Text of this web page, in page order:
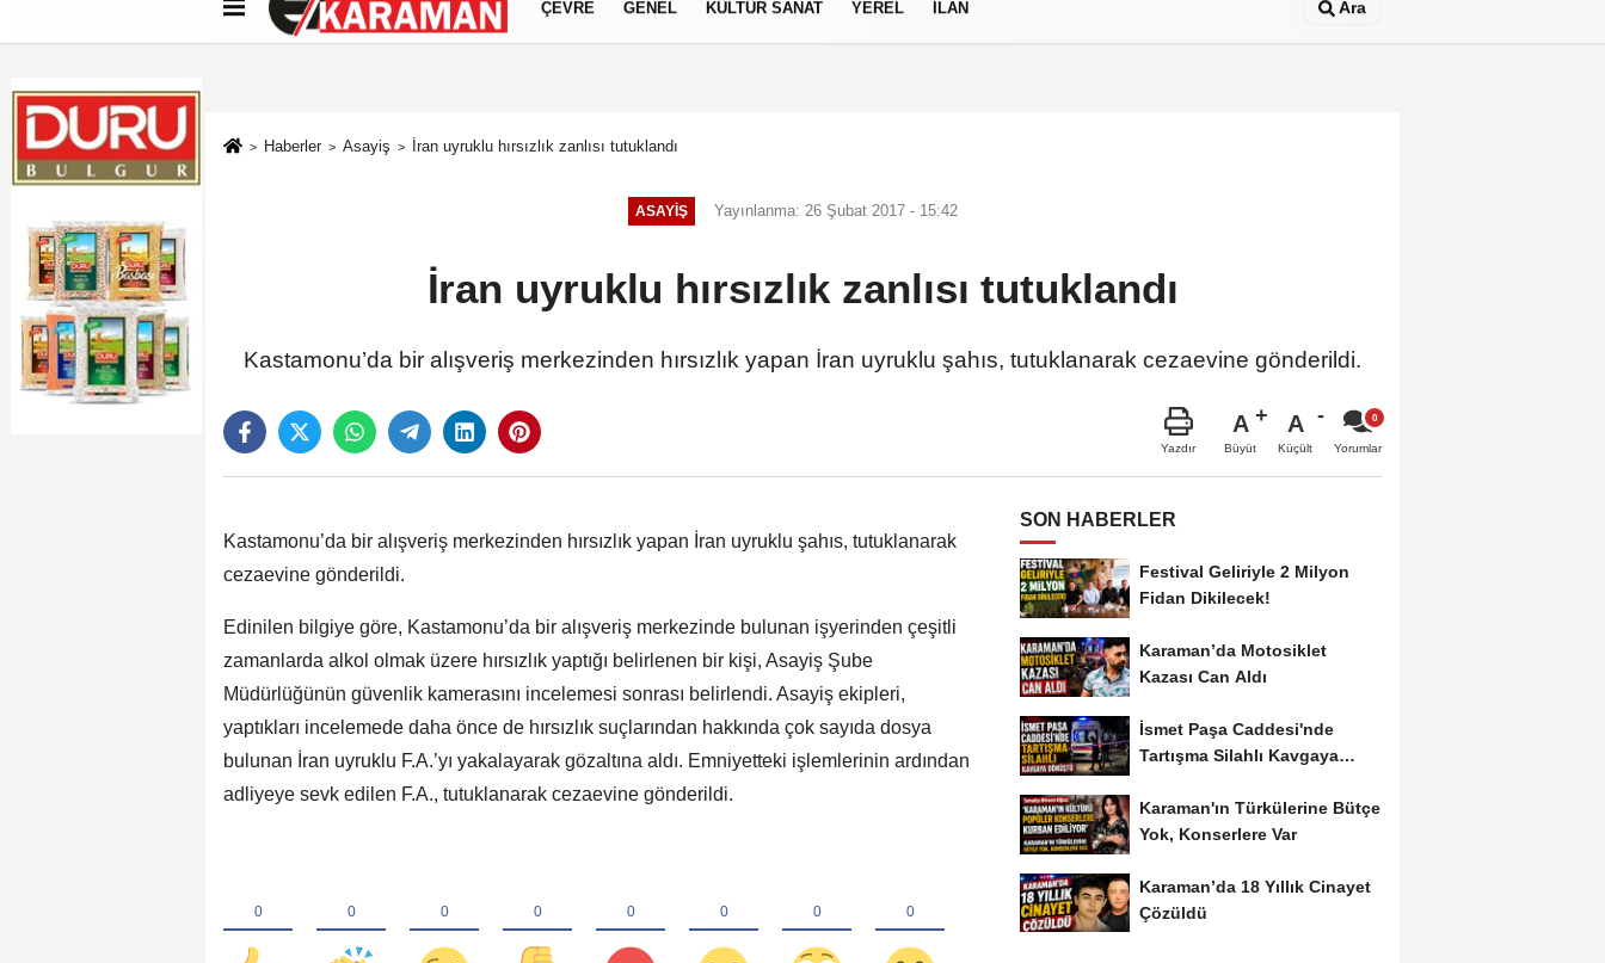
Künye İletişim Çerez Politikası Gizlilik İlkeleri
ÇEVRE GENEL KÜLTÜR SANAT YEREL İLAN Ara
Haberler Asayiş İran uyruklu hırsızlık zanlısı tutuklandı
ASAYIŞ Yayınlanma: 26 Şubat 2017 - 15:42
İran uyruklu hırsızlık zanlısı tutuklandı
Kastamonu’da bir alışveriş merkezinden hırsızlık yapan İran uyruklu şahıs, tutuklanarak cezaevine gönderildi.
Yazdır
A
Büyüt
A
Küçült Yorumlar
Kastamonu’da bir alışveriş merkezinden hırsızlık yapan İran uyruklu şahıs, tutuklanarak
cezaevine gönderildi.
Edinilen bilgiye göre, Kastamonu’da bir alışveriş merkezinde bulunan işyerinden çeşitli
zamanlarda alkol olmak üzere hırsızlık yaptığı belirlenen bir kişi, Asayiş Şube
Müdürlüğünün güvenlik kamerasını incelemesi sonrası belirlendi. Asayiş ekipleri,
yaptıkları incelemede daha önce de hırsızlık suçlarından hakkında çok sayıda dosya
bulunan İran uyruklu F.A.’yı yakalayarak gözaltına aldı. Emniyetteki işlemlerinin ardından
adliyeye sevk edilen F.A., tutuklanarak cezaevine gönderildi.
SON HABERLER
Festival Geliriyle 2 Milyon
Fidan Dikilecek!
Karaman’da Motosiklet
Kazası Can Aldı
İsmet Paşa Caddesi'nde
Tartışma Silahlı Kavgaya
Karaman'ın Türkülerine Bütçe
Yok, Konserlere Var
Karaman’da 18 Yıllık Cinayet
Çözüldü